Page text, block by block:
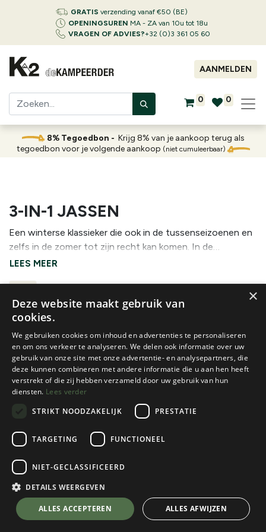
GRATIS verzending vanaf €50 (BE)
OPENINGSUREN MA - ZA van 10u tot 18u
VRAGEN OF ADVIES?+32 (0)3 361 05 60
AANMELDEN
0 0
8% Tegoedbon - Krijg 8% van je aankoop terug als
tegoedbon voor je volgende aankoop (niet cumuleerbaar)
3-IN-1 JASSEN
Een winterse klassieker die ook in de tussenseizoenen en
zelfs in de zomer tot zijn recht kan komen. In de
waterdichte buitenjas zit immers een isolerende
voering. Bij koud winterweer laat je alles in elkaar geritst.
Op een niet regenachtige zonnige herfstdag kun je gerust
enkel de isolerende laag dragen. Op een warme maar
regenachtige zomerdag, volstaat enkel de buitenste laag.
Drie jassen in één dus.
Graag nog meer informatie over het lagensysteem?
HET DRIELAGENSYSTEEM
Marmot
MEN'S MINIMALIST PERTEX 3-
IN-1 JACKET
1 color(s) available
€ 349,95
Berghaus
€ 399,95
×
Deze website maakt gebruik van
cookies.
We gebruiken cookies om inhoud en advertenties te personaliseren
en om ons verkeer te analyseren. We delen ook informatie over uw
gebruik van onze site met onze advertentie- en analysepartners, die
deze kunnen combineren met andere informatie die u aan hen heeft
verstrekt of die zij hebben verzameld door uw gebruik van hun
diensten. Lees verder
STRIKT NOODZAKELIJK
PRESTATIE
TARGETING FUNCTIONEEL
NIET-GECLASSIFICEERD
DETAILS WEERGEVEN
ALLES ACCEPTEREN ALLES AFWIJZEN